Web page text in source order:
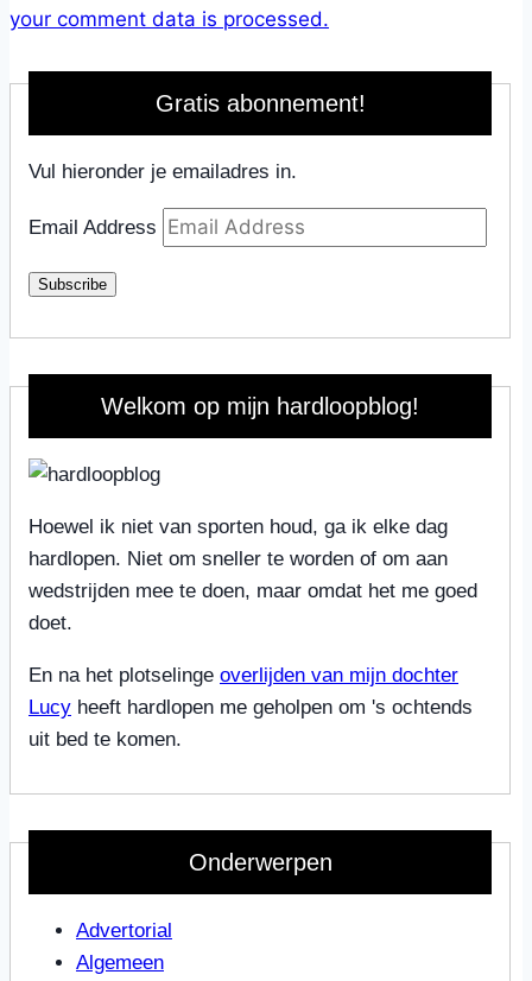
your comment data is processed.
Gratis abonnement!
Vul hieronder je emailadres in.
Email Address
Subscribe
Welkom op mijn hardloopblog!
Hoewel ik niet van sporten houd, ga ik elke dag
hardlopen. Niet om sneller te worden of om aan
wedstrijden mee te doen, maar omdat het me goed
doet.
En na het plotselinge overlijden van mijn dochter
Lucy heeft hardlopen me geholpen om 's ochtends
uit bed te komen.
Onderwerpen
Advertorial
Algemeen